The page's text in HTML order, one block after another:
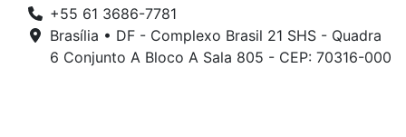
+55 61 3686-7781
Brasília • DF - Complexo Brasil 21 SHS - Quadra
6 Conjunto A Bloco A Sala 805 - CEP: 70316-000